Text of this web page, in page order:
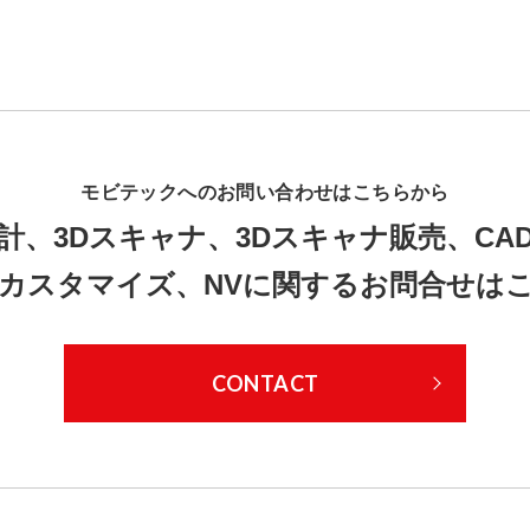
モビテックへのお問い合わせはこちらから
、3Dスキャナ、3Dスキャナ販売、CAD
スタマイズ、NVに関するお問合せは
CONTACT